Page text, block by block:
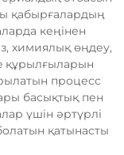
қабырғалардың
кеңінен
химиялық өңдеу,
құрылғыларын
процесс
басықтық пен
үшін әртүрлі
қатынасты